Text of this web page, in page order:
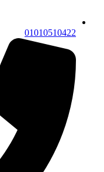
01010510422